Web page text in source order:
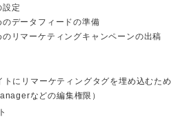
設定
データフィードの準備
リマーケティングキャンペーンの出稿
にリマーケティングタグを埋め込むため
などの編集権限）